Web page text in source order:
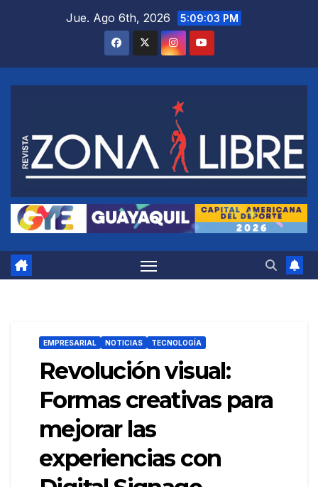
Jue. Ago 6th, 2026 5:09:04 PM
EMPRESARIAL NOTICIAS TECNOLOGÍA
Revolución visual:
Formas creativas para
mejorar las
experiencias con